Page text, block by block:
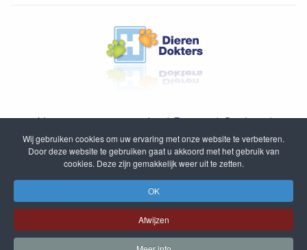
Algemene voorwaarden|Privacy|Cookies|
Disclaimer|Inloggen|Sitemap
© DierenDokters B.V. 2005 - 2020
Wij gebruiken cookies om uw ervaring met onze website te verbeteren.
Door deze website te gebruiken gaat u akkoord met het gebruik van
cookies. Deze zijn gemakkelijk weer uit te zetten.
OK
Afwijzen